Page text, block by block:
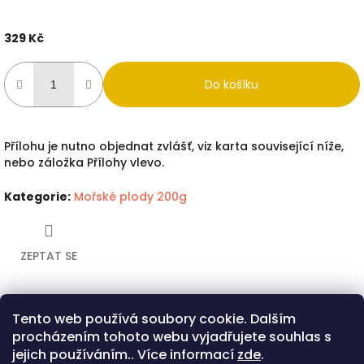
Tento web používá soubory cookie. Dalším
procházením tohoto webu vyjadřujete souhlas s
jejich používáním.. Více informací zde.
329 Kč
cena:
Do košíku
Přílohu je nutno objednat zvlášť, viz karta související níže,
nebo záložka Přílohy vlevo.
Kategorie: Mořské plody 200g
ZEPTAT SE
TwitterFacebook
Popis
Související (7) Diskuze